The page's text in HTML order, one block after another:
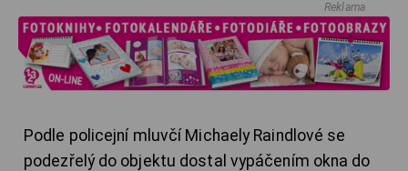
Reklama
Podle policejní mluvčí Michaely Raindlové se
podezřelý do objektu dostal vypáčením okna do